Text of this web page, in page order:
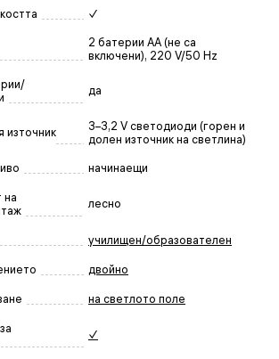
✓
2 батерии АА (не са
включени), 220 V/50 Hz
да
източник
3–3,2 V светодиоди (горен и
долен източник на светлина)
начинаещи
на
лесно
училищен/образователен
двойно
на светлото поле
✓